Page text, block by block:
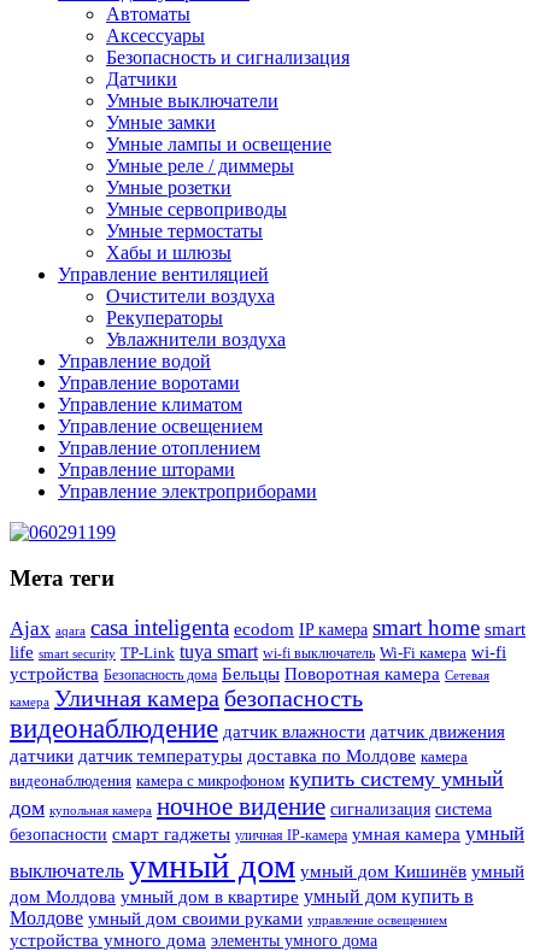
Автоматы
Аксессуары
Безопасность и сигнализация
Датчики
Умные выключатели
Умные замки
Умные лампы и освещение
Умные реле / диммеры
Умные розетки
Умные сервоприводы
Умные термостаты
Хабы и шлюзы
Управление вентиляцией
Очистители воздуха
Рекуператоры
Увлажнители воздуха
Управление водой
Управление воротами
Управление климатом
Управление освещением
Управление отоплением
Управление шторами
Управление электроприборами
Мета теги
Ajax aqara casa inteligenta ecodom IP камера smart home smart
life smart security TP-Link tuya smart wi-fi выключатель Wi-Fi камера wi-fi
устройства Безопасность дома Бельцы Поворотная камера Сетевая
камера Уличная камера безопасность
видеонаблюдение датчик влажности датчик движения
датчики датчик температуры доставка по Молдове камера
видеонаблюдения камера с микрофоном купить систему умный
дом купольная камера ночное видение сигнализация система
безопасности смарт гаджеты уличная IP-камера умная камера умный
выключатель умный дом умный дом Кишинёв умный
дом Молдова умный дом в квартире умный дом купить в
Молдове умный дом своими руками управление освещением
устройства умного дома элементы умного дома